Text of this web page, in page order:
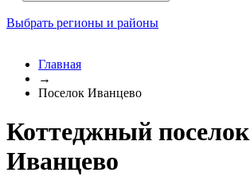
Выбрать регионы и районы
Главная
→
Поселок Иванцево
Коттеджный поселок
Иванцево